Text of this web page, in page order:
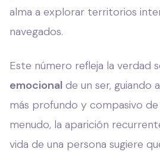
alma a explorar territorios
navegados.
Este número refleja la verdad
emocional de un ser, guiando
más profundo y compasivo de
menudo, la aparición
vida de una persona sugiere